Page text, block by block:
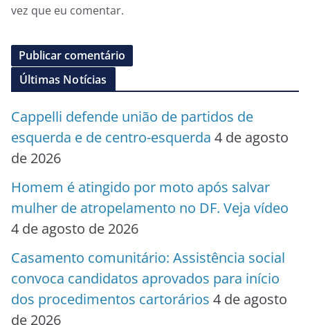
vez que eu comentar.
Últimas Notícias
Cappelli defende união de partidos de
esquerda e de centro-esquerda 4 de agosto
de 2026
Homem é atingido por moto após salvar
mulher de atropelamento no DF. Veja vídeo
4 de agosto de 2026
Casamento comunitário: Assistência social
convoca candidatos aprovados para início
dos procedimentos cartorários 4 de agosto
de 2026